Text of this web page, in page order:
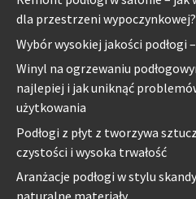
dla przestrzeni wypoczynkowej?
Wybór wysokiej jakości podłogi
Winyl na ogrzewaniu
najlepiej i jak uniknąć
użytkowania
Podłogi z płyt z tworzywa
czystości i wysoka trwałość
Aranżacje podłogi w stylu